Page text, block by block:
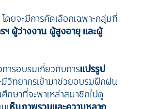
ยจะมีการคัดเลือกเฉพาะกลุ่มที่
ผู้ว่างงาน ผู้สูงอายุ และผู้
ารอบรมเกี่ยวกับการแปรรูป
วิทยากรเข้ามาช่วยอบรมฝึกฝน
กษาที่จะพาเหล่าสมาชิกไปดู